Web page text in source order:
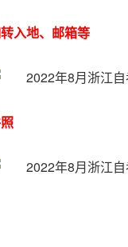
入地、邮箱等